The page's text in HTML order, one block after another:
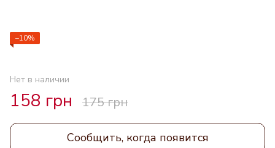
−10%
Нет в наличии
158 грн 175 грн
Сообщить, когда появится